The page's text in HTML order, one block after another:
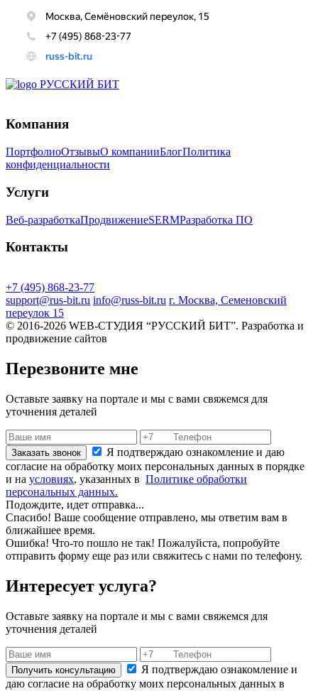
Компания
ПортфолиоОтзывыО компанииБлогПолитика
конфиденциальности
Услуги
Веб-разработкаПродвижениеSERMРазработка ПО
Контакты
+7 (495) 868-23-77
support@rus-bit.ru info@russ-bit.ru г. Москва, Семеновский
переулок 15
© 2016-2026 WEB-СТУДИЯ “РУССКИЙ БИТ”. Разработка и
продвижение сайтов
Перезвоните мне
Оставьте заявку на портале и мы с вами свяжемся для
уточнения деталей
Заказать звонок
Я подтверждаю ознакомление и даю
согласие на обработку моих персональных данных в порядке
и на условиях, указанных в Политике обработки
персональных данных.
Подождите, идет отправка...
Спасибо! Ваше сообщение отправлено, мы ответим вам в
ближайшее время.
Ошибка! Что-то пошло не так! Пожалуйста, попробуйте
отправить форму еще раз или свяжитесь с нами по телефону.
Интересует услуга?
Оставьте заявку на портале и мы с вами свяжемся для
уточнения деталей
Получить консультацию
Я подтверждаю ознакомление и
даю согласие на обработку моих персональных данных в